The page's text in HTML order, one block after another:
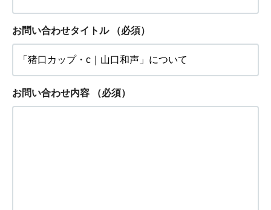
お問い合わせタイトル （必須）
お問い合わせ内容 （必須）